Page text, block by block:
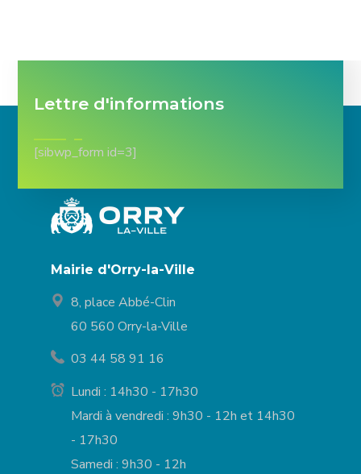
Lettre d'informations
[sibwp_form id=3]
Mairie d'Orry-la-Ville
8, place Abbé-Clin
60 560 Orry-la-Ville
03 44 58 91 16
Lundi : 14h30 - 17h30
Mardi à vendredi : 9h30 - 12h et 14h30
- 17h30
Samedi : 9h30 - 12h